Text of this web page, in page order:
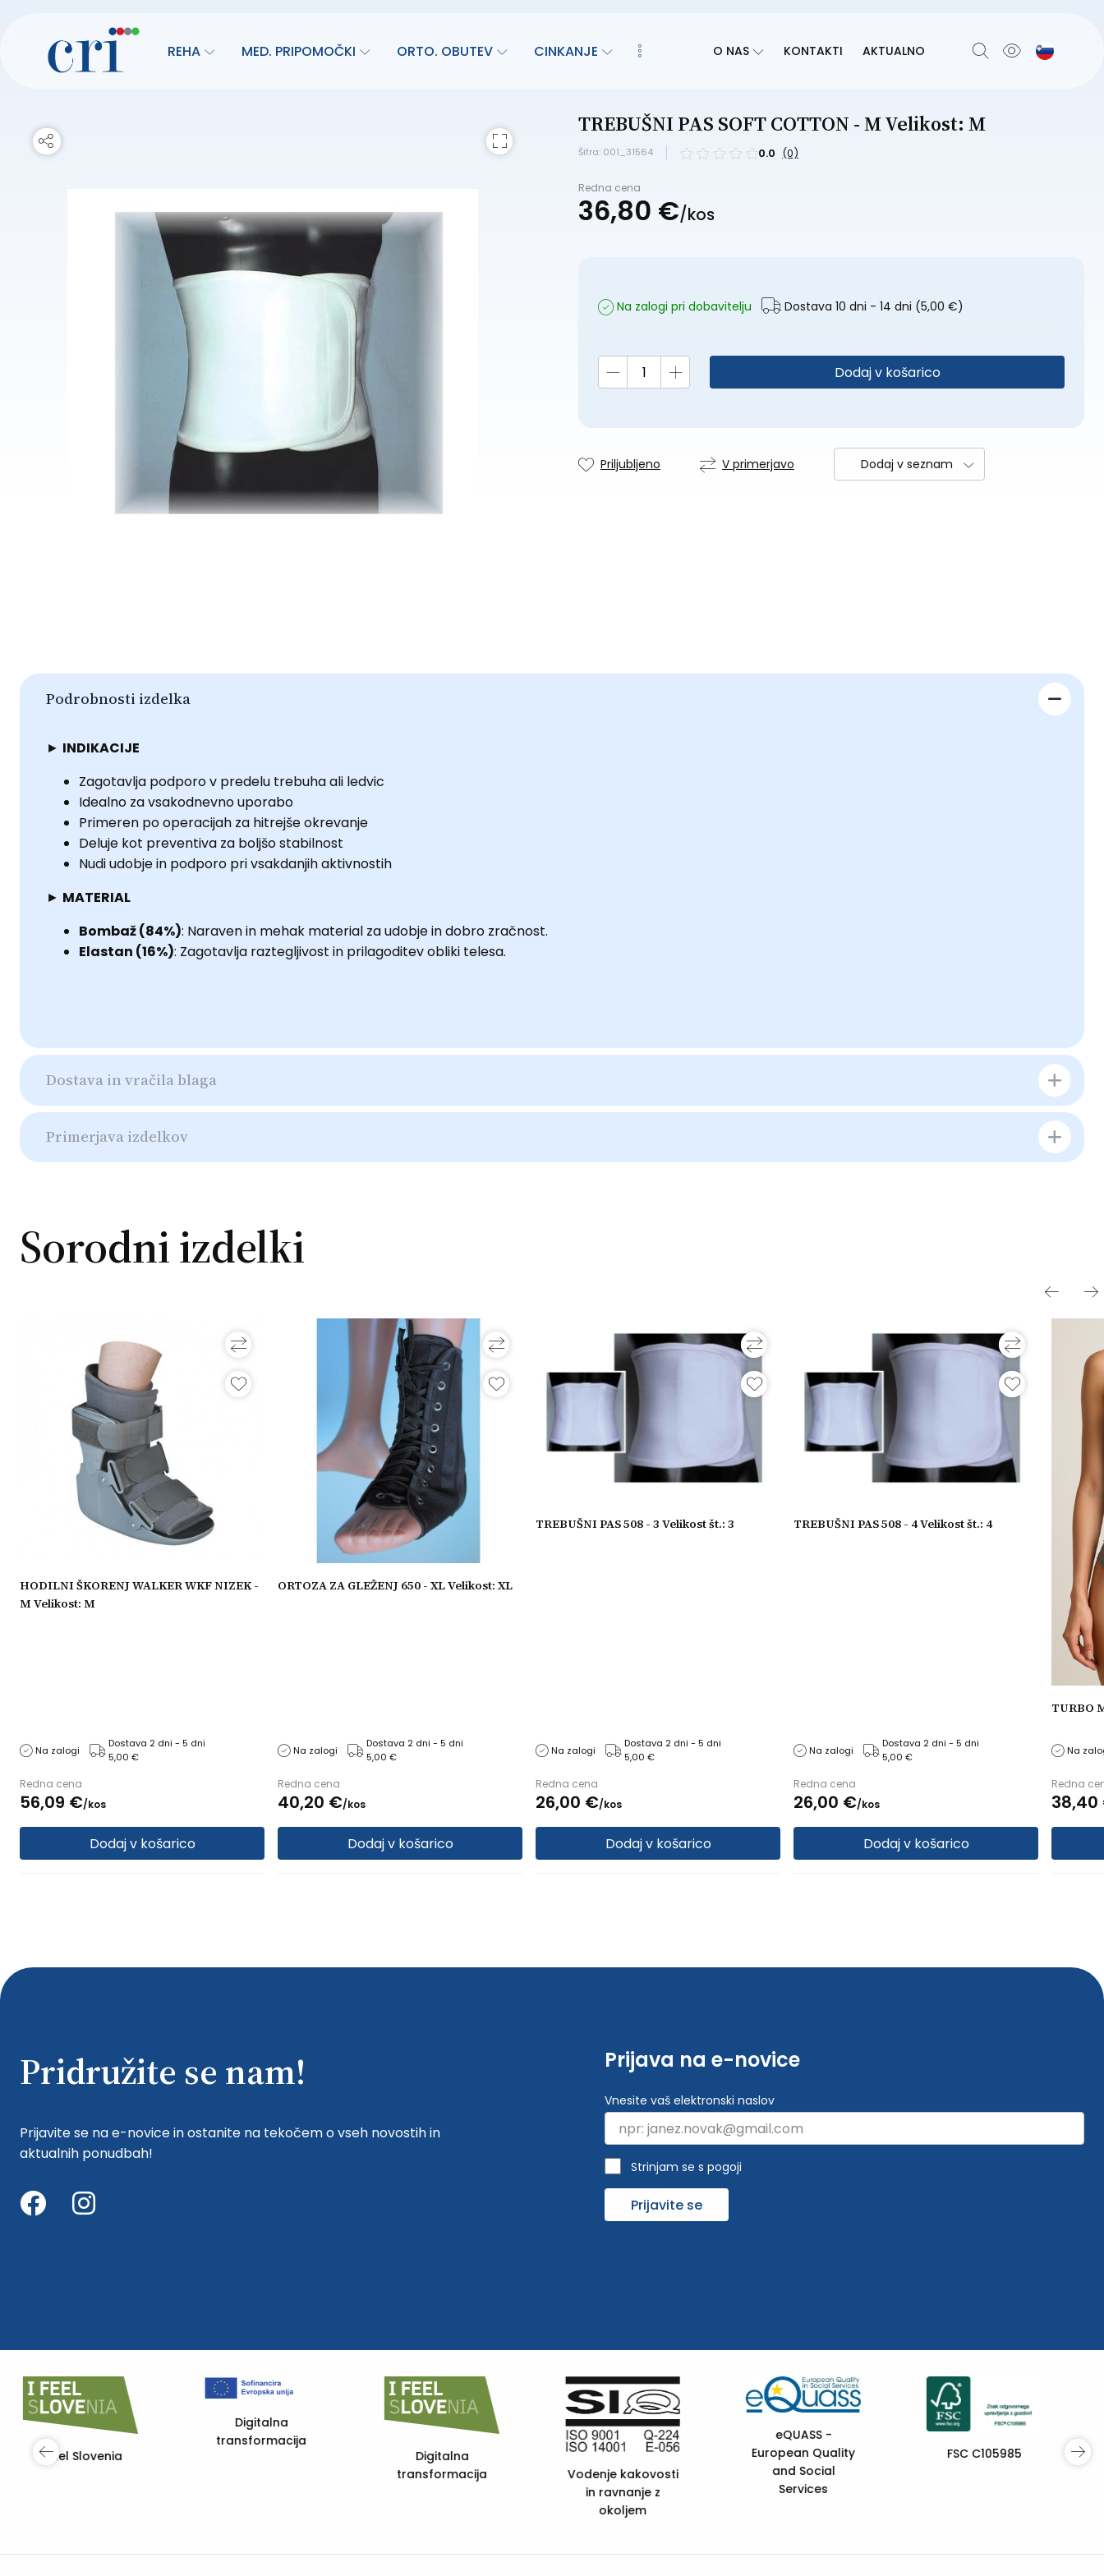
REHA MED. PRIPOMOČKI ORTO. OBUTEV CINKANJE O NAS KONTAKTI AKTUALNO
TREBUŠNI PAS SOFT COTTON - M Velikost: M
Šifra: 001_31564 0.0 (0)
Redna cena
36,80 €/kos
Na zalogi pri dobavitelju Dostava 10 dni - 14 dni (5,00 €)
Dodaj v košarico
Priljubljeno V primerjavo Dodaj v seznam
Podrobnosti izdelka
► INDIKACIJE
Zagotavlja podporo v predelu trebuha ali ledvic
Idealno za vsakodnevno uporabo
Primeren po operacijah za hitrejše okrevanje
Deluje kot preventiva za boljšo stabilnost
Nudi udobje in podporo pri vsakdanjih aktivnostih
► MATERIAL
Bombaž (84%): Naraven in mehak material za udobje in dobro zračnost.
Elastan (16%): Zagotavlja raztegljivost in prilagoditev obliki telesa.
Dostava in vračila blaga
Primerjava izdelkov
Sorodni izdelki
HODILNI ŠKORENJ WALKER WKF NIZEK -
M Velikost: M
Na zalogi
Dostava 2 dni - 5 dni
5,00 €
Redna cena
56,09 €/kos
Dodaj v košarico
ORTOZA ZA GLEŽENJ 650 - XL Velikost: XL
Na zalogi
Dostava 2 dni - 5 dni
5,00 €
Redna cena
40,20 €/kos
Dodaj v košarico
TREBUŠNI PAS 508 - 3 Velikost št.: 3
Na zalogi
Dostava 2 dni - 5 dni
5,00 €
Redna cena
26,00 €/kos
Dodaj v košarico
TREBUŠNI PAS 508 - 4 Velikost št.: 4
Na zalogi
Dostava 2 dni - 5 dni
5,00 €
Redna cena
26,00 €/kos
Dodaj v košarico
TURBO
Na
Redna
38,40
Pridružite se nam!
Prijavite se na e-novice in ostanite na tekočem o vseh novostih in
aktualnih ponudbah!
Prijava na e-novice
Vnesite vaš elektronski naslov
Strinjam se s pogoji
Prijavite se
Digitalna
eQUASS -
European Quality
and Social
FSC C105985
Sofinancira